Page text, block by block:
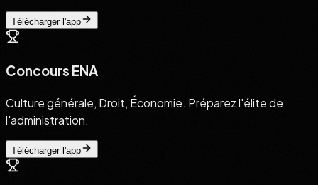
Télécharger l'app
Concours ENA
Culture générale, Droit, Économie. Préparez l'élite de
l'administration.
Télécharger l'app